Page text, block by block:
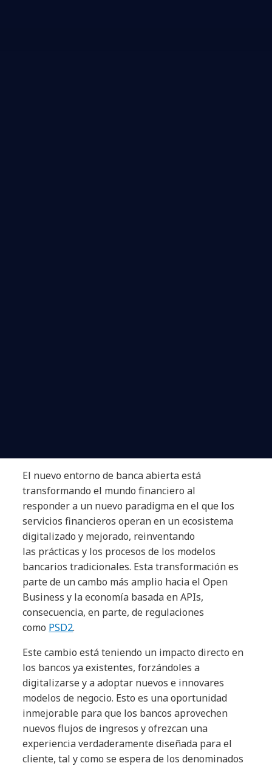
El nuevo entorno de banca abierta está
transformando el mundo financiero al
responder a un nuevo paradigma en el que los
servicios financieros operan en un ecosistema
digitalizado y mejorado, reinventando
las prácticas y los procesos de los modelos
bancarios tradicionales. Esta transformación es
parte de un cambo más amplio hacia el Open
Business y la economía basada en APIs,
consecuencia, en parte, de regulaciones
como PSD2.
Este cambio está teniendo un impacto directo en
los bancos ya existentes, forzándoles a
digitalizarse y a adoptar nuevos e innovares
modelos de negocio. Esto es una oportunidad
inmejorable para que los bancos aprovechen
nuevos flujos de ingresos y ofrezcan una
experiencia verdaderamente diseñada para el
cliente, tal y como se espera de los denominados